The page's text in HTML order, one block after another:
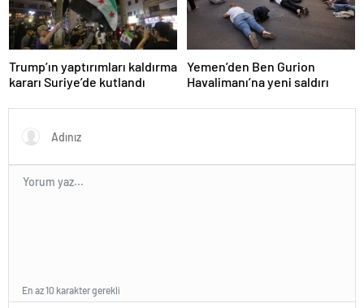
Trump’ın yaptırımları kaldırma
kararı Suriye’de kutlandı
Yemen’den Ben Gurion
Havalimanı’na yeni saldırı
En az 10 karakter gerekli